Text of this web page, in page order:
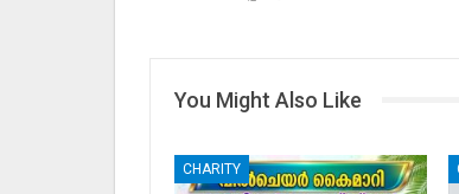
You Might Also Like
CHARITY